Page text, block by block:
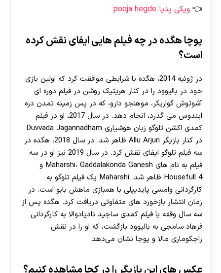
ویکی پدیا pooja hegde
پوچا هگده در چه فیلم هایی ایفای نقش کرده
است؟
در ژوئیه 2014، هگده با شرایطی موافقت کرد که اولین بازی
خود در بالیوود را در کنار هریتیک روشن در فیلم دوره ای
آشوتوش گواریکر، موهنجو دارو، که در پس زمینه تمدن دره
ایندوس می گذرد، انجام دهد. در سال 2017، او در فیلم
کمدی اکشن تلوگو زبان هوشیاری Duvvada Jagannadham
در کنار بازیگر Allu Arjun ظاهر شد. در سال 2018، هگده در
سه فیلم تلوگو ایفای نقش کرد. در سال 2019 نیز او در سه
فیلم به نام های Maharshi، Gaddalakonda Ganesh و
Housefull 4 ظاهر شد. Maharshi یک فیلم تلوگو به
کارگردانی وامسی پایدیپلی با همبازی ماهش بابو است. در
زمان انتشار بازخورد های متفاوتی دریافت کرد. هگده پس از
سه سال وقفه با فیلم کمدی ساجید نادیادوالا به کارگردانی
فرهاد سامجی به بالیوود بازگشت، که او را در نقش
راجکوماری مالا و پوجا نشان می‌دهد.